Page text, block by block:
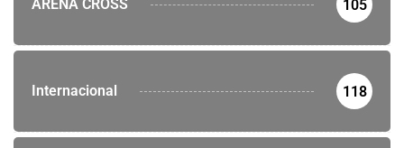
ARENA CROSS 105
Internacional 118